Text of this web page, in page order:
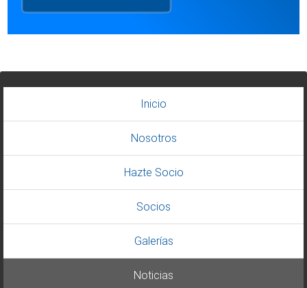
Inicio
Nosotros
Hazte Socio
Socios
Galerías
Noticias